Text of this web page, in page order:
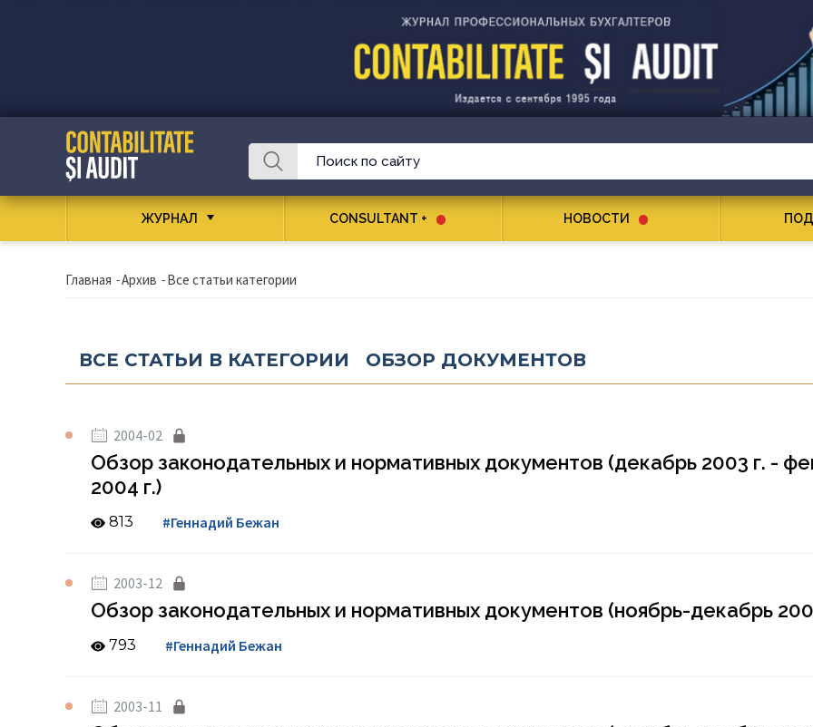
ЖУРНАЛ CONSULTANT + НОВОСТИ
Главная -Архив -Все статьи категории
ВСЕ СТАТЬИ В КАТЕГОРИИ ОБЗОР ДОКУМЕНТОВ
2004-02
Обзор законодательных и нормативных документов (декабрь 2003 г. -
2004 г.)
813 #Геннадий Бежан
2003-12
Обзор законодательных и нормативных документов (ноябрь-декабрь
793 #Геннадий Бежан
2003-11